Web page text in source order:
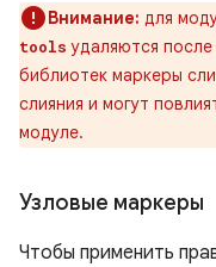
Внимание: для
tools удаляются
библиотек маркеры
слияния и могут
модуле.
Узловые маркеры
Чтобы применить